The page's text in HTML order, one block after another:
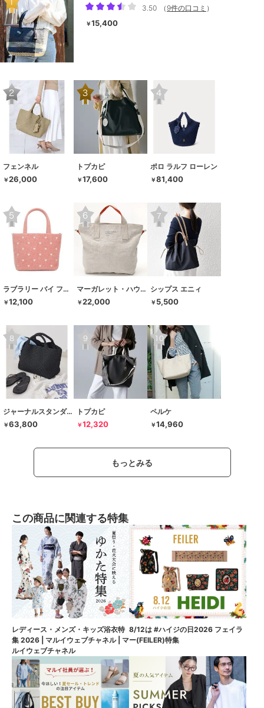
3.50 （ 9件の口コミ ）
￥15,400
フェンネル
￥26,000
トプカピ
￥17,600
ポロ ラルフ ローレン
￥81,400
ラブラリー バイ フェイラー
￥12,100
マーガレット・ハウエル アイデア
￥22,000
シップス エニィ
￥ 5,500
ジャーナルスタンダード レサージュ
￥63,800
トプカピ
￥12,320
ペルケ
￥14,960
もっとみる
この商品に関連する特集
レディース・メンズ・キッズ浴衣特
集 2026 | マルイウェブチャネル | マ
ルイウェブチャネル
8/12は #ハイジの日2026 フェイラ
ー(FEILER)特集